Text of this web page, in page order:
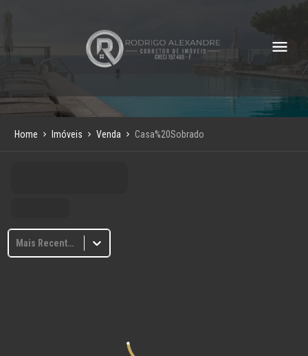
Home Imóveis Venda Casa%20Sobrado
Mais Recentes